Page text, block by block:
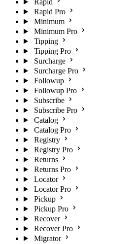
Rapid
Rapid Pro
Minimum
Minimum Pro
Tipping
Tipping Pro
Surcharge
Surcharge Pro
Followup
Followup Pro
Subscribe
Subscribe Pro
Catalog
Catalog Pro
Registry
Registry Pro
Returns
Returns Pro
Locator
Locator Pro
Pickup
Pickup Pro
Recover
Recover Pro
Migrator